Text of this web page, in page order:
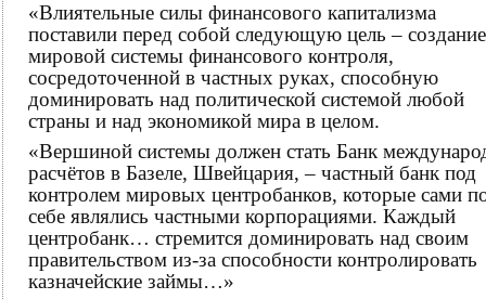
«Влиятельные силы финансового капитализма
поставили перед собой следующую цель – создание
мировой системы финансового контроля,
сосредоточенной в частных руках, способную
доминировать над политической системой любой
страны и над экономикой мира в целом.
«Вершиной системы должен стать Банк
расчётов в Базеле, Швейцария, – частный банк под
контролем мировых центробанков, которые сами
себе являлись частными корпорациями. Каждый
центробанк… стремится доминировать над своим
правительством из-за способности контролировать
казначейские займы…»